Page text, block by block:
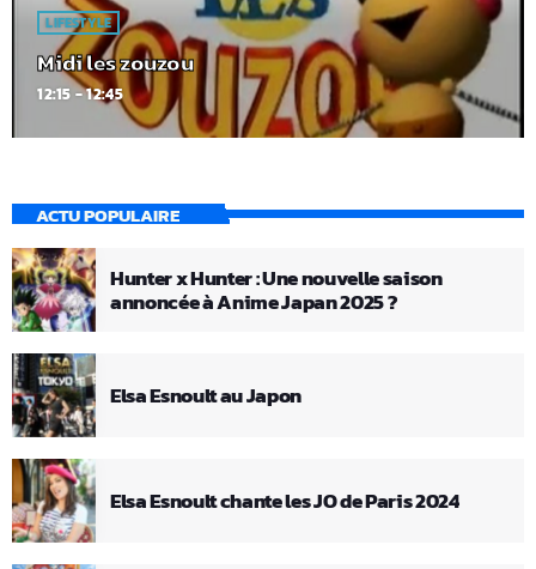
LIFESTYLE
Midi les zouzou
12:15 - 12:45
ACTU POPULAIRE
Hunter x Hunter : Une nouvelle saison
annoncée à Anime Japan 2025 ?
Elsa Esnoult au Japon
Elsa Esnoult chante les JO de Paris 2024